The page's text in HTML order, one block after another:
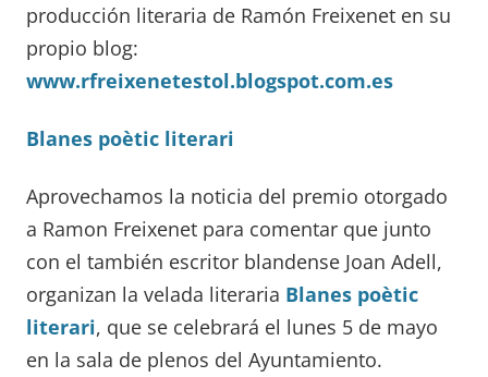
producción literaria de Ramón Freixenet en su
propio blog:
www.rfreixenetestol.blogspot.com.es
Blanes poètic literari
Aprovechamos la noticia del premio otorgado
a Ramon Freixenet para comentar que junto
con el también escritor blandense Joan Adell,
organizan la velada literaria Blanes poètic
literari, que se celebrará el lunes 5 de mayo
en la sala de plenos del Ayuntamiento.